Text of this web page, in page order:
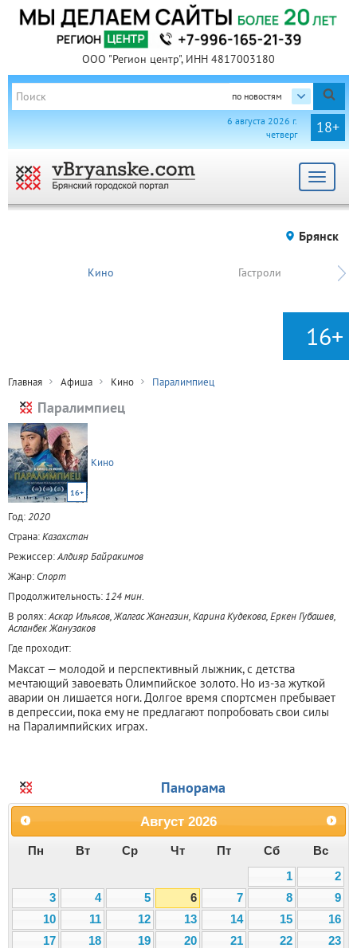
ООО "Регион центр", ИНН 4817003180
по новостям
18+
6 августа 2026 г.
четверг
Toggle
Брянск
Кино Гастроли
16+
Главная Афиша Кино Паралимпиец
Паралимпиец
16+
Кино
Год:2020
Страна:Казахстан
Режиссер:Алдияр Байракимов
Жанр: Спорт
Продолжительность: 124 мин.
В ролях:Аскар Ильясов, Жалгас Жангазин, Карина Кудекова, Еркен Губашев,
Асланбек Жанузаков
Где проходит:
Максат — молодой и перспективный лыжник, с детства
мечтающий завоевать Олимпийское золото. Но из-за жуткой
аварии он лишается ноги. Долгое время спортсмен пребывает
в депрессии, пока ему не предлагают попробовать свои силы
на Паралимпийских играх.
Панорама
Август 2026
Пн Вт Ср Чт Пт Сб
Вс
1
2
3
4 5 6 7 8
9
10
11 12 13 14 15
16
17
18 19 20 21 22
23